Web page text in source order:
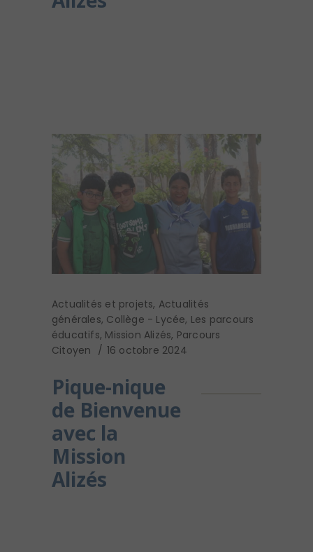
Actualités et projets, Actualités
générales, Collège - Lycée, Les parcours
éducatifs, Mission Alizés, Parcours
Citoyen
16 octobre 2024
Pique-nique
de Bienvenue
avec la
Mission
Alizés